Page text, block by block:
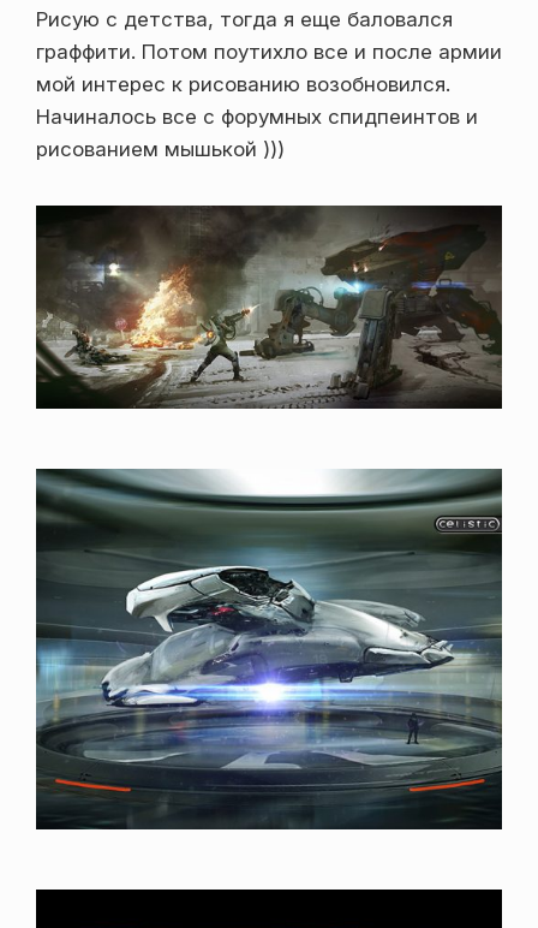
Рисую с детства, тогда я еще баловался
граффити. Потом поутихло все и после армии
мой интерес к рисованию возобновился.
Начиналось все с форумных спидпеинтов и
рисованием мышькой )))